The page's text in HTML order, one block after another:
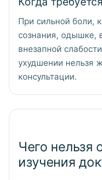
При сильной боли,
сознания, одышке,
внезапной
ухудшении нельзя
консультации.
Чего нельзя
изучения